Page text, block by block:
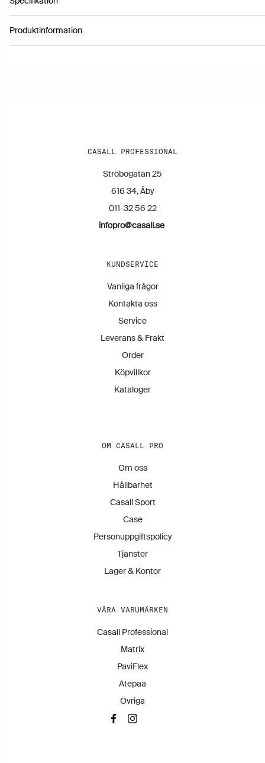
Artikelnummer 1610073
Produktinformation
CASALL PROFESSIONAL
Ströbogatan 25
616 34, Åby
011-32 56 22
infopro@casall.se
KUNDSERVICE
Vanliga frågor
Kontakta oss
Service
Leverans & Frakt
Order
Köpvillkor
Kataloger
OM CASALL PRO
Om oss
Hållbarhet
Casall Sport
Case
Personuppgiftspolicy
Tjänster
Lager & Kontor
VÅRA VARUMÄRKEN
Casall Professional
Matrix
PaviFlex
Atepaa
Övriga